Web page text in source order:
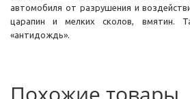
автомобиля от разрушения и
царапин и мелких сколов, вмятин.
«антидождь».